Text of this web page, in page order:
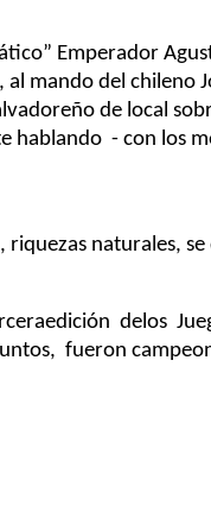
” Emperador
mando del chileno
de loca l
hablando - con los
, riquezas naturales, se
edición de los
fueron